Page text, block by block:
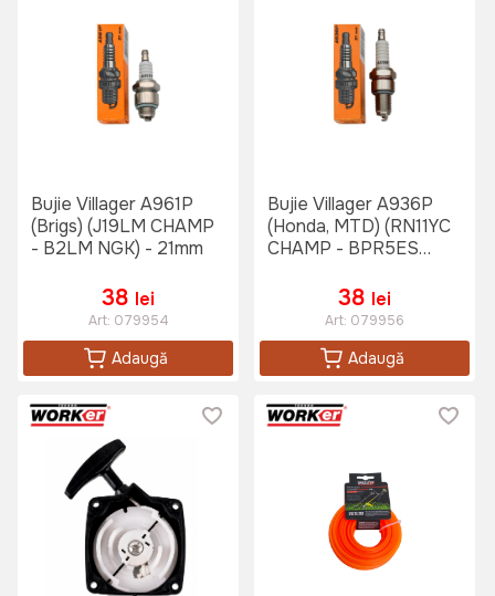
Bujie Villager A961P
(Brigs) (J19LM CHAMP
- B2LM NGK) - 21mm
38 lei
Art: 079954
Adaugă
Bujie Villager A936P
(Honda, MTD) (RN11YC
CHAMP - BPR5ES
38 lei
Art: 079956
Adaugă